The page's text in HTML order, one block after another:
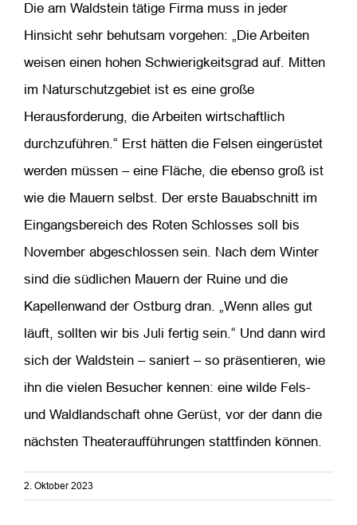
Die am Waldstein tätige Firma muss in jeder
Hinsicht sehr behutsam vorgehen: „Die Arbeiten
weisen einen hohen Schwierigkeitsgrad auf. Mitten
im Naturschutzgebiet ist es eine große
Herausforderung, die Arbeiten wirtschaftlich
durchzuführen.“ Erst hätten die Felsen eingerüstet
werden müssen – eine Fläche, die ebenso groß ist
wie die Mauern selbst. Der erste Bauabschnitt im
Eingangsbereich des Roten Schlosses soll bis
November abgeschlossen sein. Nach dem Winter
sind die südlichen Mauern der Ruine und die
Kapellenwand der Ostburg dran. „Wenn alles gut
läuft, sollten wir bis Juli fertig sein.“ Und dann wird
sich der Waldstein – saniert – so präsentieren, wie
ihn die vielen Besucher kennen: eine wilde Fels-
und Waldlandschaft ohne Gerüst, vor der dann die
nächsten Theateraufführungen stattfinden können.
2. Oktober 2023